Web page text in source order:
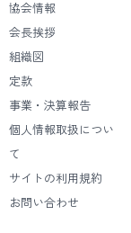
協会情報
会長挨拶
組織図
定款
事業・決算報告
個人情報取扱につい
て
サイトの利用規約
お問い合わせ